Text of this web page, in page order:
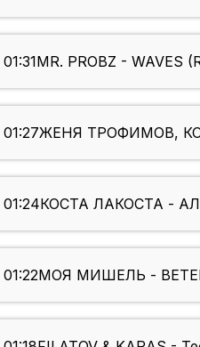
01:31MR. PROBZ - WAVES
01:27ЖЕНЯ ТРОФИМОВ,
01:24КОСТА ЛАКОСТА -
01:22МОЯ МИШЕЛЬ -